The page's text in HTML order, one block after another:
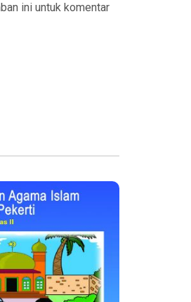
ini untuk komentar